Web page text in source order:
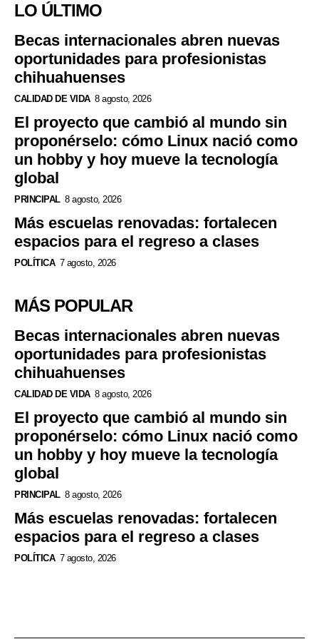
LO ÚLTIMO
Becas internacionales abren nuevas
oportunidades para profesionistas
chihuahuenses
CALIDAD DE VIDA 8 agosto, 2026
El proyecto que cambió al mundo sin
proponérselo: cómo Linux nació como
un hobby y hoy mueve la tecnología
global
PRINCIPAL 8 agosto, 2026
Más escuelas renovadas: fortalecen
espacios para el regreso a clases
POLÍTICA 7 agosto, 2026
MÁS POPULAR
Becas internacionales abren nuevas
oportunidades para profesionistas
chihuahuenses
CALIDAD DE VIDA 8 agosto, 2026
El proyecto que cambió al mundo sin
proponérselo: cómo Linux nació como
un hobby y hoy mueve la tecnología
global
PRINCIPAL 8 agosto, 2026
Más escuelas renovadas: fortalecen
espacios para el regreso a clases
POLÍTICA 7 agosto, 2026